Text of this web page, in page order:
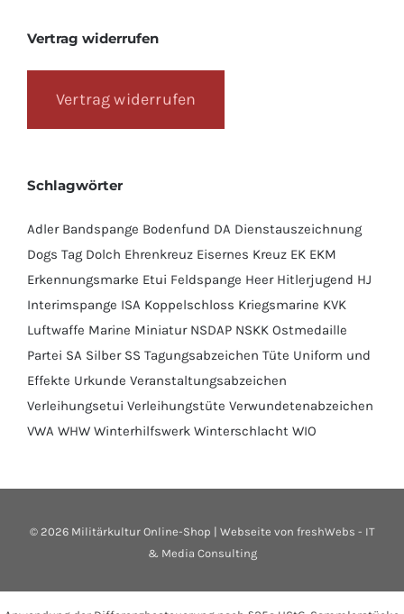
Vertrag widerrufen
Vertrag widerrufen
Schlagwörter
Adler Bandspange Bodenfund DA Dienstauszeichnung
Dogs Tag Dolch Ehrenkreuz Eisernes Kreuz EK EKM
Erkennungsmarke Etui Feldspange Heer Hitlerjugend HJ
Interimspange ISA Koppelschloss Kriegsmarine KVK
Luftwaffe Marine Miniatur NSDAP NSKK Ostmedaille
Partei SA Silber SS Tagungsabzeichen Tüte Uniform und
Effekte Urkunde Veranstaltungsabzeichen
Verleihungsetui Verleihungstüte Verwundetenabzeichen
VWA WHW Winterhilfswerk Winterschlacht WIO
© 2026 Militärkultur Online-Shop | Webseite von freshWebs - IT
& Media Consulting